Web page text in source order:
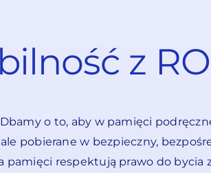
z
o to, aby w pamięci
pobierane w bezpieczny,
pamięci respektują prawo do